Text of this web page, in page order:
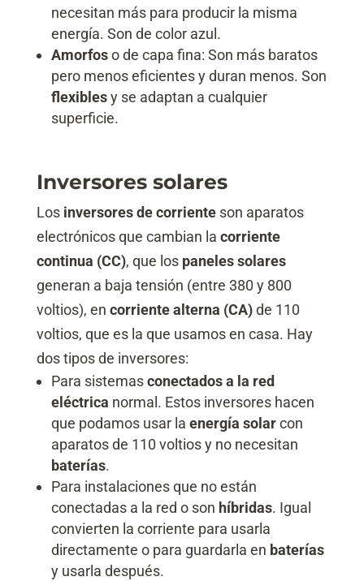
necesitan más para producir la misma
energía. Son de color azul.
Amorfoso de capa fina: Son más baratos
pero menos eficientes y duran menos. Son
flexiblesy se adaptan a cualquier
superficie.
Inversores solares
Los inversores de corrienteson aparatos
electrónicos que cambian la corriente
continua (CC), que los paneles solares
generan a baja tensión (entre 380 y 800
voltios), en corriente alterna (CA)de 110
voltios, que es la que usamos en casa. Hay
dos tipos de inversores:
Para sistemasconectados a la red
eléctrica normal. Estos inversores hacen
que podamos usar la energía solarcon
aparatos de 110 voltios y no necesitan
baterías.
Para instalaciones que no están
conectadas a la red o son híbridas. Igual
convierten la corriente para usarla
directamente o para guardarla en baterías
y usarla después.